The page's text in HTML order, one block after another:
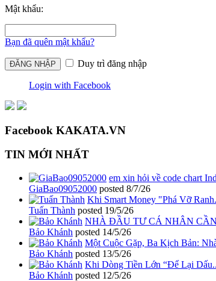
Mật khẩu:
Bạn đã quên mật khẩu?
Duy trì đăng nhập
Login with Facebook
Facebook KAKATA.VN
TIN MỚI NHẤT
em xin hỏi về code chart
GiaBao09052000 posted 8/7/26
Khi Smart Money "Phá Vỡ
Tuấn Thành posted 19/5/26
NHÀ ĐẦU TƯ CÁ NHÂN
Bảo Khánh posted 14/5/26
Một Cuộc Gặp, Ba Kịch Bản:
Bảo Khánh posted 13/5/26
Khi Dòng Tiền Lớn “Để Lại
Bảo Khánh posted 12/5/26